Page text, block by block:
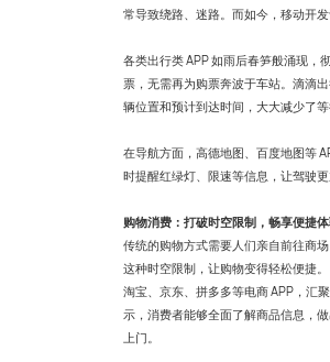
常导致绕路、迷路。而如今，移动开
各类出行类 APP 如雨后春笋般涌现，
票，无需再为购票奔波于车站。滴滴
辆位置和预计到达时间，大大减少了等
在导航方面，高德地图、百度地图等
时提醒红绿灯、限速等信息，让驾驶
购物消费：打破时空限制，畅享便捷
传统的购物方式需要人们亲自前往商
这种时空限制，让购物变得轻松便捷。
淘宝、京东、拼多多等电商 APP，汇
示，消费者能够全面了解商品信息，
上门。